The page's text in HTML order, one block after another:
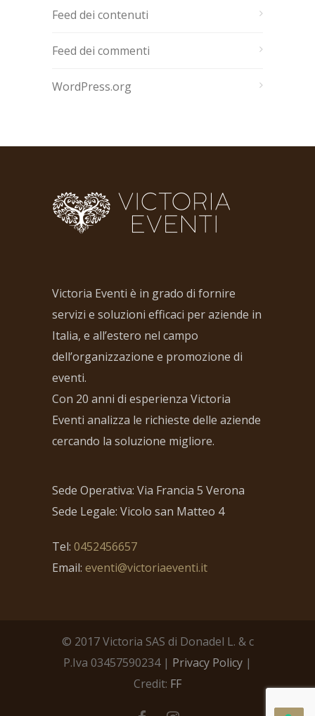
Feed dei contenuti
Feed dei commenti
WordPress.org
Victoria Eventi è in grado di fornire
servizi e soluzioni efficaci per aziende in
Italia, e all’estero nel campo
dell’organizzazione e promozione di
eventi.
Con 20 anni di esperienza Victoria
Eventi analizza le richieste delle aziende
cercando la soluzione migliore.
Sede Operativa: Via Francia 5 Verona
Sede Legale: Vicolo san Matteo 4
Tel: 0452456657
Email: eventi@victoriaeventi.it
© 2017 Victoria SAS di Donadel L. & c
P.Iva 03457590234 | Privacy Policy |
Credit: FF